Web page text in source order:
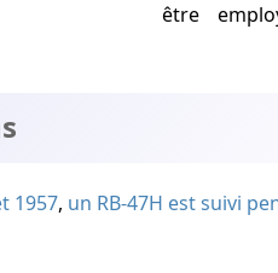
être
1957, un RB-47H est suivi